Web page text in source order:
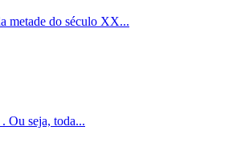
metade do século XX...
Ou seja, toda...